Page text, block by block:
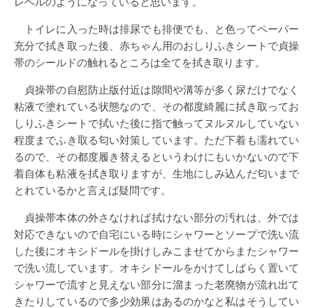
トイレに入った時は排尿でも排便でも、と色ってペーパー
充分で拭き取った後、赤ちゃん用のおしりふきシートで貞操
帯のシールドの触れるところは全てを拭き取ります。
貞操帯の自慰防止版付近は隙間や溝等が多く尿だけでなく
粘液で塗れている状態なので、その都度綺麗に拭き取ってお
しりふきシートで拭いた後に指で触ってヌルヌルしていない
程度までふき取る匂い対策しています。ただ下着も濡れてい
るので、その都度履き替えるというわけにもいかないので下
着自体も粘液を拭き取りますが、生地にしみ込んだ匂いまで
とれているかと言えば疑問です。
貞操帯本体の外さなければ拭けない部分の汚れは、外では
対応できないので自宅にいる時にシャワーとソープで洗い流
した後にオキシドールを掛けしみこませてからまたシャワー
で洗い流しています。オキシドールをかけてしばらく置いて
シャワーで流すと見えない部分に溜まった老廃物が流れ出て
きたりしているので多少効果はあるのかなと私はそうしてい